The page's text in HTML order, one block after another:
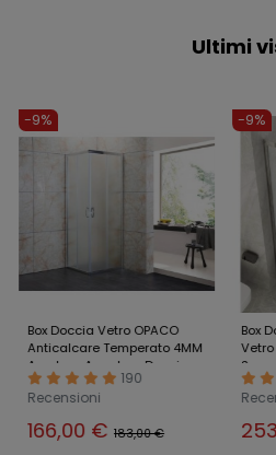
Ultimi
-9%
Box Doccia Vetro OPACO
Anticalcare Temperato 4MM
Apertura Angolare Doppio
Scorrevole H185190
Recensioni
166,00 € 183,00 €
-9%
Box